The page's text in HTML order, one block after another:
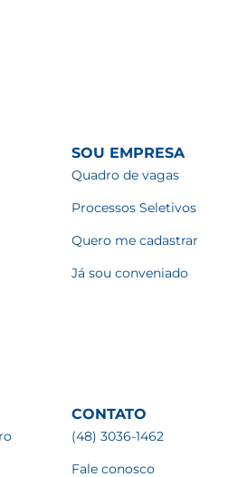
SOU EMPRESA
Quadro de vagas
Processos Seletivos
Quero me cadastrar
Já sou conveniado
CONTATO
(48) 3036-1462
Fale conosco